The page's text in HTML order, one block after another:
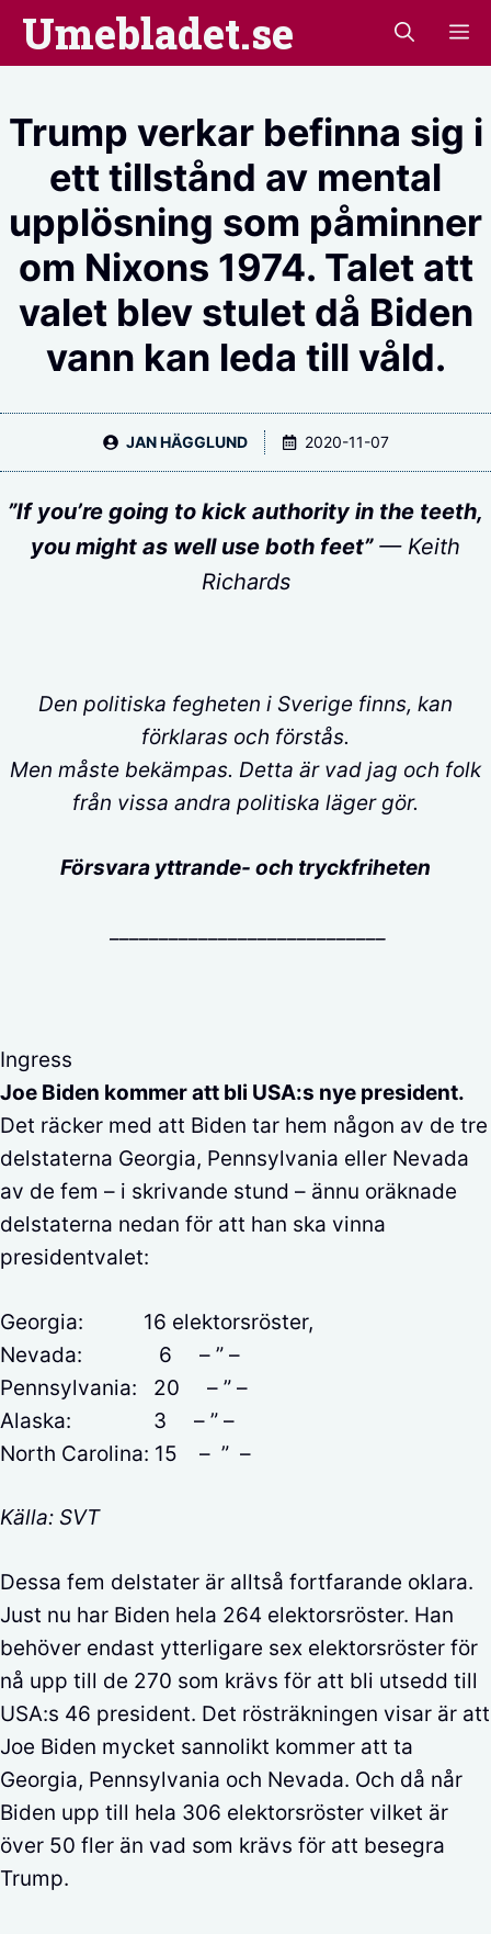
Hoppa
Umebladet.se
Trump verkar befinna sig i
ett tillstånd av mental
upplösning som påminner
om Nixons 1974. Talet att
valet blev stulet då Biden
vann kan leda till våld.
JAN HÄGGLUND 2020-11-07
”If you’re going to kick authority in the teeth,
you might as well use both feet”— Keith
Richards
Den politiska fegheten i Sverige finns, kan
förklaras och förstås.
Men måste bekämpas. Detta är vad jag och folk
från vissa andra politiska läger gör.
Försvara yttrande- och tryckfriheten
Ingress
Joe Biden kommer att bli USA:s nye president.
Det räcker med att Biden tar hem någon av de tre
delstaterna Georgia, Pennsylvania eller Nevada
av de fem – i skrivande stund – ännu oräknade
delstaterna nedan för att han ska vinna
presidentvalet:
Georgia: 16 elektorsröster,
Nevada: 6 – ” –
Pennsylvania: 20 – ” –
Alaska: 3 – ” –
North Carolina: 15 – ” –
Källa: SVT
Dessa fem delstater är alltså fortfarande oklara.
Just nu har Biden hela 264 elektorsröster. Han
behöver endast ytterligare sex elektorsröster för
nå upp till de 270 som krävs för att bli utsedd till
USA:s 46 president. Det rösträkningen visar är att
Joe Biden mycket sannolikt kommer att ta
Georgia, Pennsylvania och Nevada. Och då når
Biden upp till hela 306 elektorsröster vilket är
över 50 fler än vad som krävs för att besegra
Trump.